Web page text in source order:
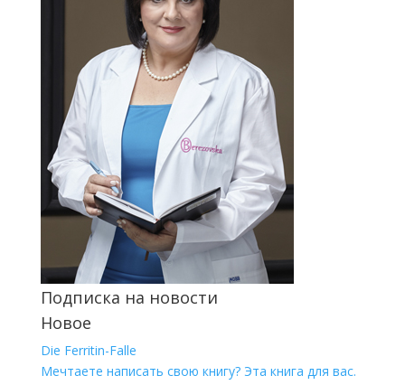
Подписка на новости
Новое
Die Ferritin-Falle
Мечтаете написать свою книгу? Эта книга для вас.